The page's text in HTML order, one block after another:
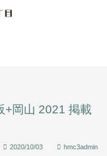
+岡山 2021 掲載
2020/10/03 hmc3admin